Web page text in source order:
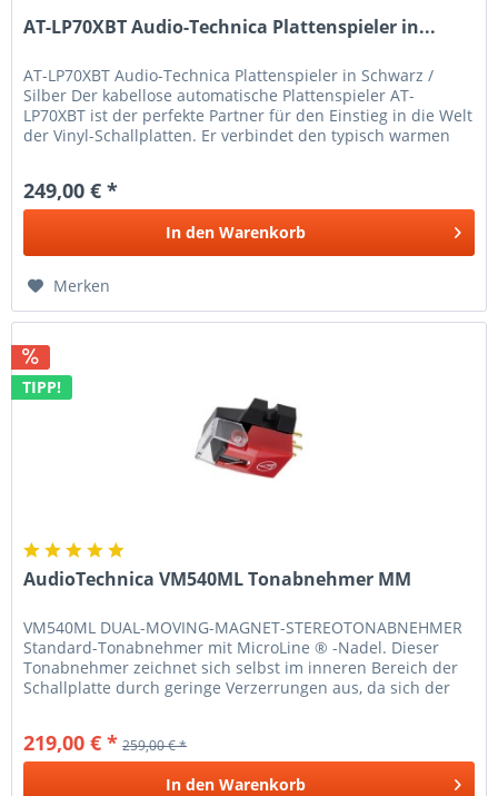
AT-LP70XBT Audio-Technica Plattenspieler in...
AT-LP70XBT Audio-Technica Plattenspieler in Schwarz /
Silber Der kabellose automatische Plattenspieler AT-
LP70XBT ist der perfekte Partner für den Einstieg in die Welt
der Vinyl-Schallplatten. Er verbindet den typisch warmen
249,00 € *
In den Warenkorb
Merken
TIPP!
AudioTechnica VM540ML Tonabnehmer MM
VM540ML DUAL-MOVING-MAGNET-STEREOTONABNEHMER
Standard-Tonabnehmer mit MicroLine ® -Nadel. Dieser
Tonabnehmer zeichnet sich selbst im inneren Bereich der
Schallplatte durch geringe Verzerrungen aus, da sich der
219,00 € * 259,00 € *
In den Warenkorb